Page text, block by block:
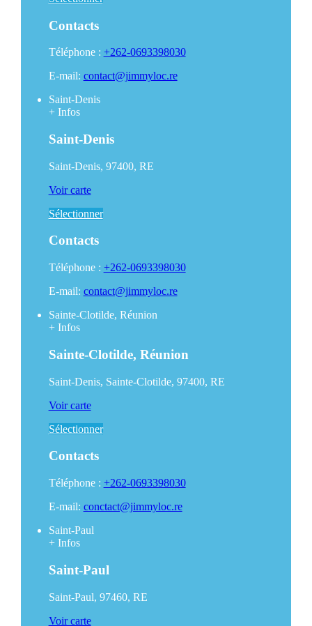
Contacts
Téléphone : +262-0693398030
E-mail: contact@jimmyloc.re
Saint-Denis
+Infos
Saint-Denis
Saint-Denis, 97400, RE
Voir carte
Sélectionner
Contacts
Téléphone : +262-0693398030
E-mail: contact@jimmyloc.re
Sainte-Clotilde, Réunion
+Infos
Sainte-Clotilde, Réunion
Saint-Denis, Sainte-Clotilde, 97400, RE
Voir carte
Sélectionner
Contacts
Téléphone : +262-0693398030
E-mail: conctact@jimmyloc.re
Saint-Paul
+Infos
Saint-Paul
Saint-Paul, 97460, RE
Voir carte